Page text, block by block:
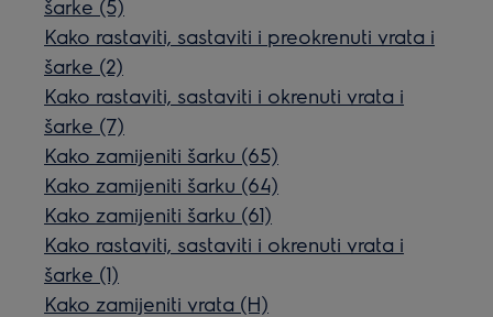
šarke (5)
Kako rastaviti, sastaviti i preokrenuti vrata i
šarke (2)
Kako rastaviti, sastaviti i okrenuti vrata i
šarke (7)
Kako zamijeniti šarku (65)
Kako zamijeniti šarku (64)
Kako zamijeniti šarku (61)
Kako rastaviti, sastaviti i okrenuti vrata i
šarke (1)
Kako zamijeniti vrata (H)